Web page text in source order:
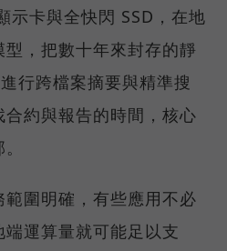
示卡與全快閃 SSD，在地
，把數十年來封存的靜
行跨檔案摘要與精準搜
約與報告的時間，核心
圍明確，有些應用不必
運算量就可能足以支